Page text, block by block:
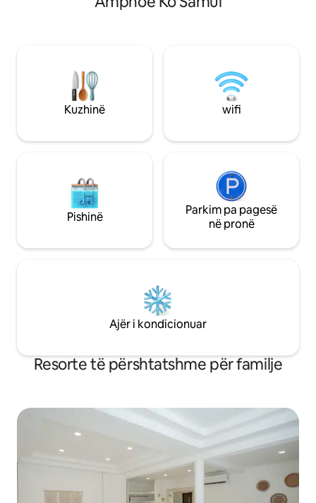
ndihmuar. Resorti ndodhet në mënyrë
Ndërkombëtar Samui është vetëm 2 km
larg, duke e bërë atë ideal për mbërritje
dhe nisje të lehta.
flokësh dhe
duhet.
Kuzhinë wifi
Pishinë
Parkim pa pagesë
në pronë
Ajër i kondicionuar
Resorte të përshtatshme për familje